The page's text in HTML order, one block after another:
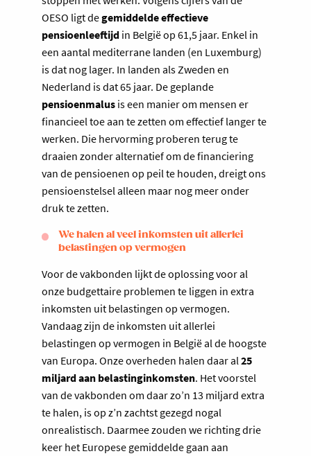
OESO ligt degemiddelde effectieve
pensioenleeftijd in België op 61,5 jaar. Enkel in
een aantal mediterrane landen (en Luxemburg)
is dat nog lager. In landen als Zweden en
Nederland is dat 65 jaar. De geplande
pensioenmalus is een manier om mensen er
financieel toe aan te zetten om effectief langer te
werken. Die hervorming proberen terug te
draaien zonder alternatief om de financiering
van de pensioenen op peil te houden, dreigt ons
pensioenstelsel alleen maar nog meer onder
druk te zetten.
We halen al veel inkomsten uit allerlei
belastingen op vermogen
Voor de vakbonden lijkt de oplossing voor al
onze budgettaire problemen te liggen in extra
inkomsten uit belastingen op vermogen.
Vandaag zijn de inkomsten uit allerlei
belastingen op vermogen in België al de hoogste
van Europa. Onze overheden halen daar al25
miljard aan belastinginkomsten. Het voorstel
van de vakbonden om daar zo’n 13 miljard extra
te halen, is op z’n zachtst gezegd nogal
onrealistisch. Daarmee zouden we richting drie
keer het Europese gemiddelde gaan aan